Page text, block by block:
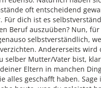
oft entscheidend
Für dich ist es
Beruf auszuüben? Nun,
selbstverständlich,
Andererseits wird
selber Mutter/Vater bist,
Eltern in manchen
alles geschafft haben.